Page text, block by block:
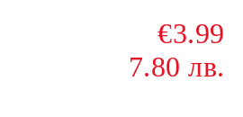
€3.99
7.80 лв.